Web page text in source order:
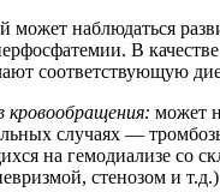
может наблюдаться
В
соответствующую
кровообращения: может
случаях —
на гемодиализе со
стенозом и